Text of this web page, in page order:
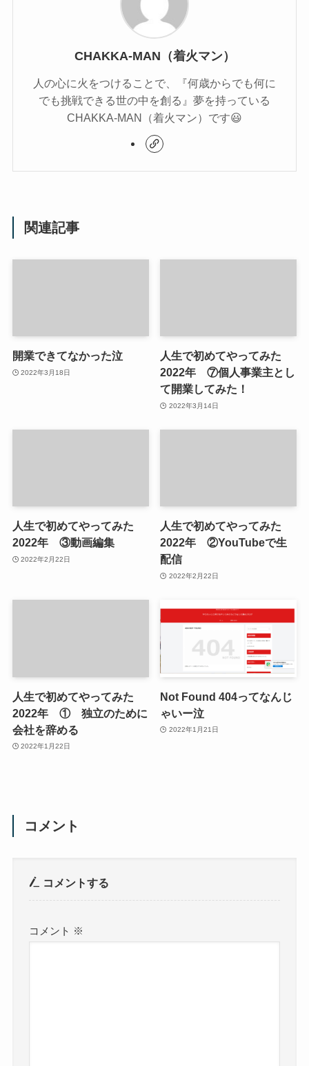
CHAKKA-MAN（着火マン）
人の心に火をつけることで、『何歳からでも何に
でも挑戦できる世の中を創る』夢を持っている
CHAKKA-MAN（着火マン）です😃
関連記事
開業できてなかった泣
2022年3月18日
人生で初めてやってみた
2022年 ⑦個人事業主とし
て開業してみた！
2022年3月14日
人生で初めてやってみた
2022年 ③動画編集
2022年2月22日
人生で初めてやってみた
2022年 ②YouTubeで生
配信
2022年2月22日
人生で初めてやってみた
2022年 ① 独立のために
会社を辞める
2022年1月22日
Not Found 404ってなんじ
ゃいー泣
2022年1月21日
コメント
コメントする
コメント ※